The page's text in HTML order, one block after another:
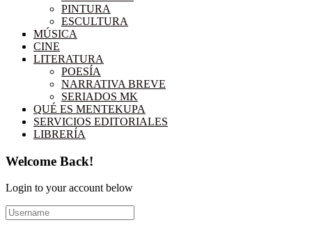
PINTURA
ESCULTURA
MÚSICA
CINE
LITERATURA
POESÍA
NARRATIVA BREVE
SERIADOS MK
QUÉ ES MENTEKUPA
SERVICIOS EDITORIALES
LIBRERÍA
Welcome Back!
Login to your account below